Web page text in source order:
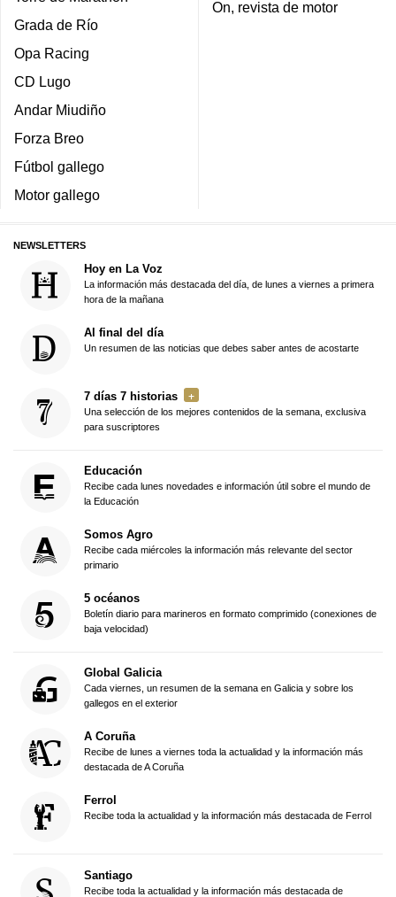
Grada de Río
Opa Racing
CD Lugo
Andar Miudiño
Forza Breo
Fútbol gallego
Motor gallego
On, revista de motor
NEWSLETTERS
Hoy en La Voz
La información más destacada del día, de lunes a viernes a primera
hora de la mañana
Al final del día
Un resumen de las noticias que debes saber antes de acostarte
7 días 7 historias
Una selección de los mejores contenidos de la semana, exclusiva
para suscriptores
Educación
Recibe cada lunes novedades e información útil sobre el mundo de
la Educación
Somos Agro
Recibe cada miércoles la información más relevante del sector
primario
5 océanos
Boletín diario para marineros en formato comprimido (conexiones de
baja velocidad)
Global Galicia
Cada viernes, un resumen de la semana en Galicia y sobre los
gallegos en el exterior
A Coruña
Recibe de lunes a viernes toda la actualidad y la información más
destacada de A Coruña
Ferrol
Recibe toda la actualidad y la información más destacada de Ferrol
Santiago
Recibe toda la actualidad y la información más destacada de